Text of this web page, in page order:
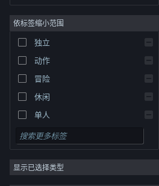
© Valve Corporation。保留所有权利。所有商标均为其在
美国及其它国家/地区的各自持有者所有。隐私政策|法
律信息|无障碍|Steam 订户协议
英语
西班牙语 - 西班牙
西班牙语 - 拉丁美洲
希腊语
依标签缩小范围
独立
动作
冒险
休闲
单人
模拟
角色扮演
策略
显示已选择类型